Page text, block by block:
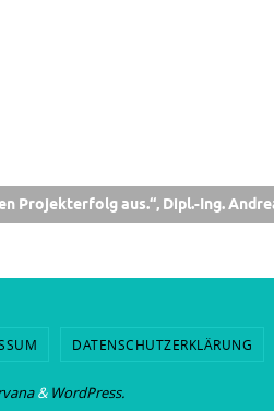
aus.“, Dipl.-Ing.
DATENSCHUTZERKLÄRUNG
& WordPress.